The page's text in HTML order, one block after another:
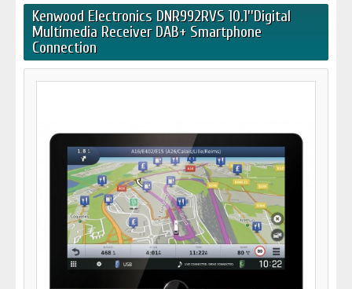
Kenwood Electronics DNR992RVS 10.1''Digital
Multimedia Receiver DAB+ Smartphone
Connection